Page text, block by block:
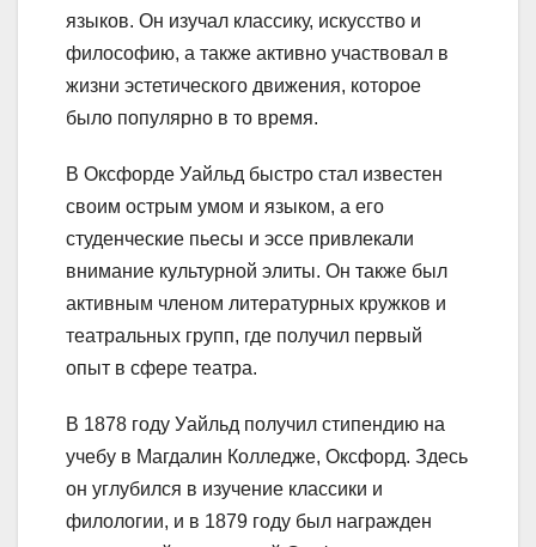
языков. Он изучал классику, искусство и
философию, а также активно участвовал в
жизни эстетического движения, которое
было популярно в то время.
В Оксфорде Уайльд быстро стал известен
своим острым умом и языком, а его
студенческие пьесы и эссе привлекали
внимание культурной элиты. Он также был
активным членом литературных кружков и
театральных групп, где получил первый
опыт в сфере театра.
В 1878 году Уайльд получил стипендию на
учебу в Магдалин Колледже, Оксфорд. Здесь
он углубился в изучение классики и
филологии, и в 1879 году был награжден